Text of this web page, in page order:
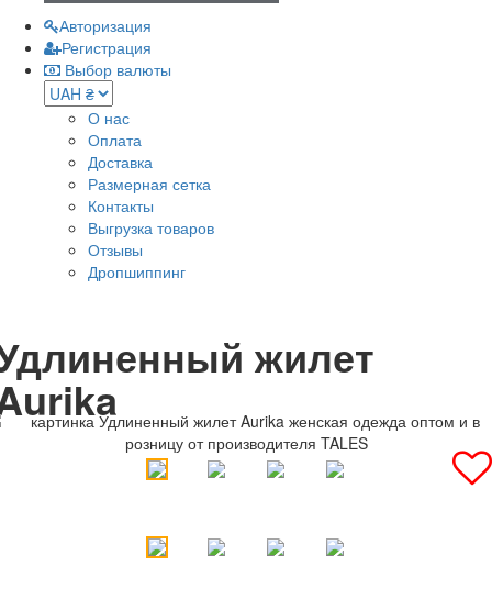
Авторизация
Регистрация
Выбор валюты
О нас
Оплата
Доставка
Размерная сетка
Контакты
Выгрузка товаров
Отзывы
Дропшиппинг
жилет